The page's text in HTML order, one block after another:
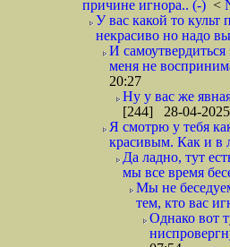
причине игнора.. (-) <
У вас какой то культ
некрасиво но надо
И самоутвердиться
меня не
20:27
Ну у вас же
[244] 28-04-
Я смотрю у тебя
красивым. Как и в
Да ладно, тут
мы все время
Мы не
тем, кто вас
Однако вот